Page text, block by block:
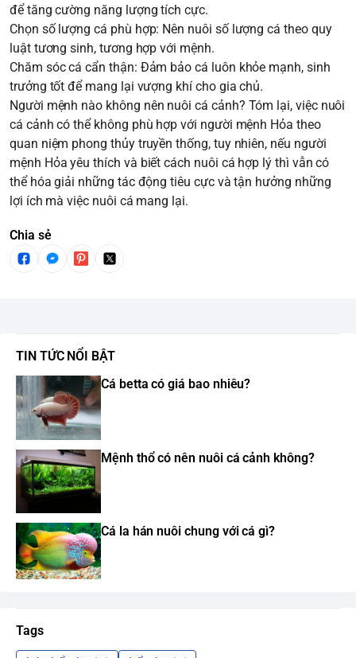
để tăng cường năng lượng tích cực.
Chọn số lượng cá phù hợp: Nên nuôi số lượng cá theo quy
luật tương sinh, tương hợp với mệnh.
Chăm sóc cá cẩn thận: Đảm bảo cá luôn khỏe mạnh, sinh
trưởng tốt để mang lại vượng khí cho gia chủ.
Người mệnh nào không nên nuôi cá cảnh? Tóm lại, việc nuôi
cá cảnh có thể không phù hợp với người mệnh Hỏa theo
quan niệm phong thủy truyền thống, tuy nhiên, nếu người
mệnh Hỏa yêu thích và biết cách nuôi cá hợp lý thì vẫn có
thể hóa giải những tác động tiêu cực và tận hưởng những
lợi ích mà việc nuôi cá mang lại.
Chia sẻ
TIN TỨC NỔI BẬT
Cá betta có giá bao nhiêu?
Mệnh thổ có nên nuôi cá cảnh không?
Cá la hán nuôi chung với cá gì?
Tags